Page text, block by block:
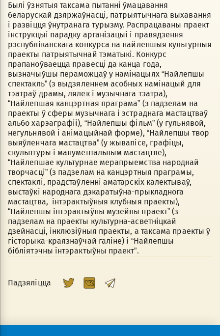
Былі ўзнятыя таксама пытанні ўмацавання
беларускай дзяржаўнасці, патрыятычнага выхавання
і развіцця ўнутранага турызму. Распрацаваны праект
інструкцыі парадку арганізацыі і правядзення
рэспубліканскага конкурса на найлепшыя культурныя
праекты патрыятычнай тэматыкі. Конкурс
прапаноўваецца правесці да канца года,
вызначыўшы пераможцаў у намінацыях “Найлепшы
спектакль” (з выдзяленнем асобных намінацый для
тэатраў драмы, лялек і музычнага тэатра),
“Найлепшая канцэртная праграма” (з падзелам на
праекты ў сферы музычнага і эстраднага мастацтваў
альбо харэаграфіі), “Найлепшы фільм” (у гульнявой,
негульнявой і анімацыйнай форме), “Найлепшы твор
выяўленчага мастацтва” (у жывапісе, графіцы,
скульптуры і манументальным мастацтве),
“Найлепшае культурнае мерапрыемства народнай
творчасці” (з падзелам на канцэртныя праграмы,
спектаклі, прадстаўленні аматарскіх калектываў,
выстаўкі народнага дэкаратыўна-прыкладнога
мастацтва, інтэрактыўныя клубныя праекты),
“Найлепшы інтэрактыўны музейны праект” (з
падзелам на праекты культурна-асветніцкай
дзейнасці, інклюзіўныя праекты, а таксама праекты ў
гісторыка-краязнаўчай галіне) і “Найлепшы
бібліятэчны інтэрактыўны праект”.
Падзяліцца